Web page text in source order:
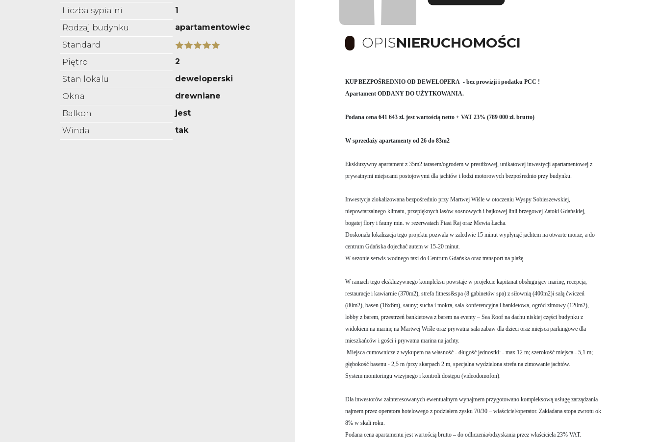
Liczba sypialni
1
Rodzaj budynku
apartamentowiec
Standard
Piętro
2
Stan lokalu
deweloperski
Okna
drewniane
Balkon
jest
Winda
tak
OPISNIERUCHOMOŚCI
KUP BEZPOŚREDNIO OD DEWELOPERA - bez prowizji i podatku PCC !
Apartament ODDANY DO UŻYTKOWANIA.
Podana cena 641 643 zł. jest wartością netto + VAT 23% (789 000 zł. brutto)
W sprzedaży apartamenty od 26 do 83m2
Ekskluzywny apartament z 35m2 tarasem/ogrodem w prestiżowej, unikatowej inwestycji apartamentowej z
prywatnymi miejscami postojowymi dla jachtów i łodzi motorowych bezpośrednio przy budynku.
Inwestycja zlokalizowana bezpośrednio przy Martwej Wiśle w otoczeniu Wyspy Sobieszewskiej,
niepowtarzalnego klimatu, przepięknych lasów sosnowych i bajkowej linii brzegowej Zatoki Gdańskiej,
bogatej flory i fauny min. w rezerwatach Ptasi Raj oraz Mewia Łacha.
Doskonała lokalizacja tego projektu pozwala w zaledwie 15 minut wypłynąć jachtem na otwarte morze, a do
centrum Gdańska dojechać autem w 15-20 minut.
W sezonie serwis wodnego taxi do Centrum Gdańska oraz transport na plażę.
W ramach tego ekskluzywnego kompleksu powstaje w projekcie kapitanat obsługujący marinę, recepcja,
restauracje i kawiarnie (370m2), strefa fitness&spa (8 gabinetów spa) z siłownią (400m2)i salą ćwiczeń
(80m2), basen (16x6m), sauny; sucha i mokra, sala konferencyjna i bankietowa, ogród zimowy (120m2),
lobby z barem, przestrzeń bankietowa z barem na eventy – Sea Roof na dachu niskiej części budynku z
widokiem na marinę na Martwej Wiśle oraz prywatna sala zabaw dla dzieci oraz miejsca parkingowe dla
mieszkańców i gości i prywatna marina na jachty.
Miejsca cumownicze z wykupem na własność - długość jednostki: - max 12 m; szerokość miejsca - 5,1 m;
głębokość basenu - 2,5 m /przy skarpach 2 m, specjalna wydzielona strefa na zimowanie jachtów.
System monitoringu wizyjnego i kontroli dostępu (videodomofon).
Dla inwestorów zainteresowanych ewentualnym wynajmem przygotowano kompleksową usługę zarządzania
najmem przez operatora hotelowego z podziałem zysku 70/30 – właściciel/operator. Zakładana stopa zwrotu ok
8% w skali roku.
Podana cena apartamentu jest wartością brutto – do odliczenia/odzyskania przez właściciela 23% VAT.